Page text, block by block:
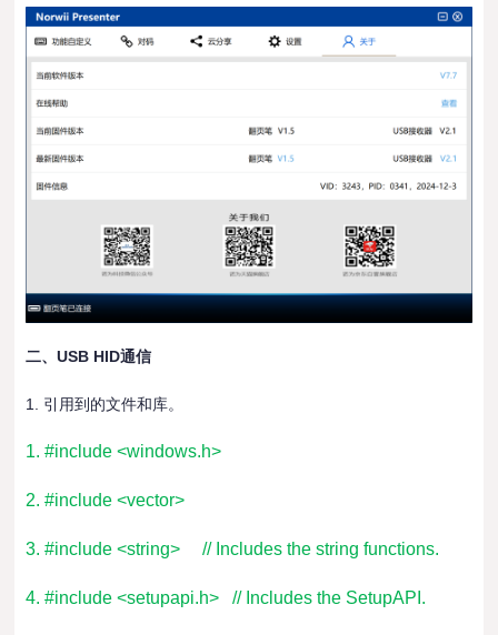
二、USB HID通信
1. 引用到的文件和库。
1. #include <windows.h>
2. #include <vector>
3. #include <string> // Includes the string functions.
4. #include <setupapi.h> // Includes the SetupAPI.